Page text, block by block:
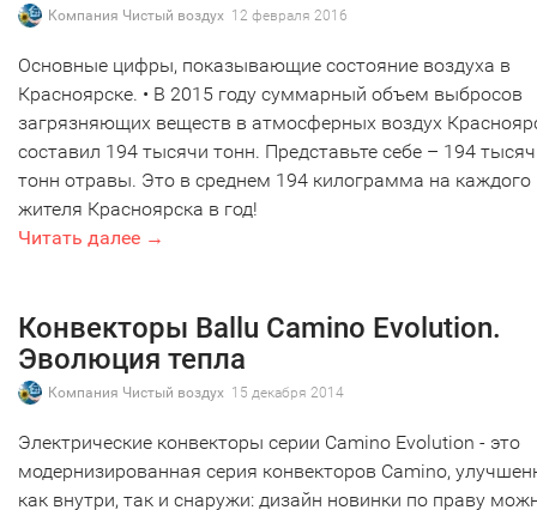
Компания Чистый воздух 12 февраля 2016
Основные цифры, показывающие состояние воздуха в
Красноярске. • В 2015 году суммарный объем выбросов
загрязняющих веществ в атмосферных воздух
составил 194 тысячи тонн. Представьте себе – 194
тонн отравы. Это в среднем 194 килограмма на каждого
жителя Красноярска в год!
Читать далее →
Конвекторы Ballu Camino Evolution.
Эволюция тепла
Компания Чистый воздух 15 декабря 2014
Электрические конвекторы серии Camino Evolution - это
модернизированная серия конвекторов Camino,
как внутри, так и снаружи: дизайн новинки по праву